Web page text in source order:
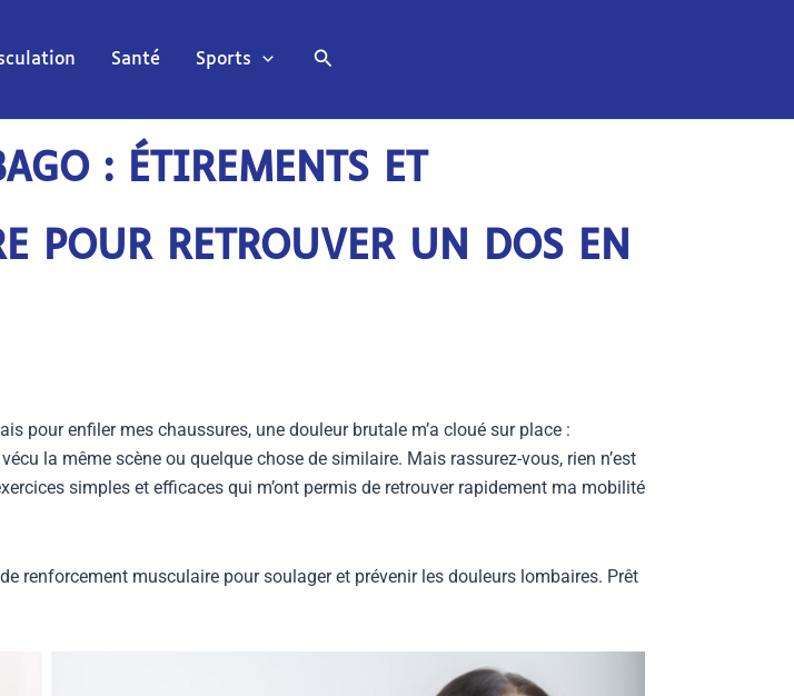
Santé Sports Rechercher
: ÉTIREMENTS ET
POUR RETROUVER UN DOS EN
pour enfiler mes chaussures, une douleur brutale m’a cloué sur place :
la même scène ou quelque chose de similaire. Mais rassurez-vous, rien n’est
simples et efficaces qui m’ont permis de retrouver rapidement ma mobilité
renforcement musculaire pour soulager et prévenir les douleurs lombaires. Prêt